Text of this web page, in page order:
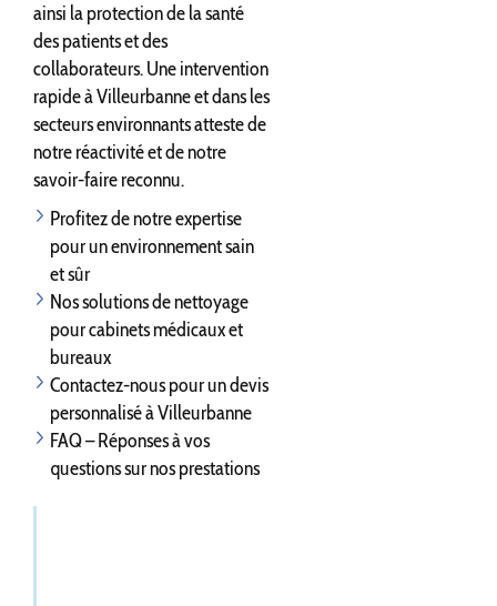
ainsi la protection de la santé
des patients et des
collaborateurs. Une intervention
rapide à Villeurbanne et dans les
secteurs environnants atteste de
notre réactivité et de notre
savoir-faire reconnu.
Profitez de notre expertise
pour un environnement sain
et sûr
Nos solutions de nettoyage
pour cabinets médicaux et
bureaux
Contactez-nous pour un devis
personnalisé à Villeurbanne
FAQ – Réponses à vos
questions sur nos prestations